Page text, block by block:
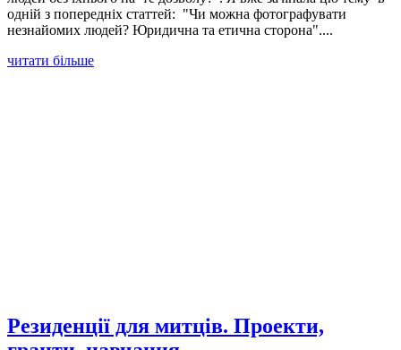
одній з попередніх статтей: "Чи можна фотографувати
незнайомих людей? Юридична та етична сторона"....
читати більше
Резиденції для митців. Проекти,